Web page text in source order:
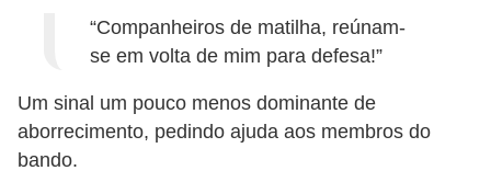
“Companheiros de matilha, reúnam-
se em volta de mim para defesa!”
Um sinal um pouco menos dominante de
aborrecimento, pedindo ajuda aos membros do
bando.